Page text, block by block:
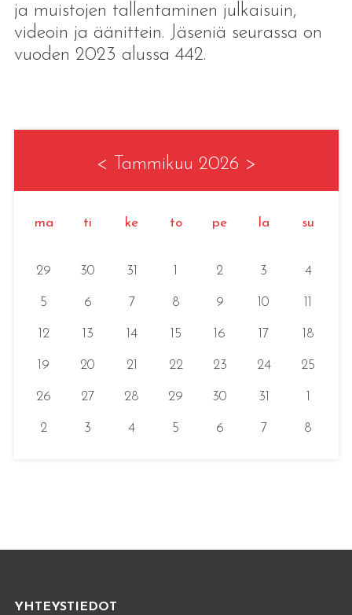
ja muistojen tallentaminen julkaisuin,
videoin ja äänittein. Jäseniä seurassa on
vuoden 2023 alussa 442.
< Tammikuu 2026 >
ma ti ke to pe la su
29 30 31 1 2 3 4
5 6 7 8 9 10 11
12 13 14 15 16 17 18
19 20 21 22 23 24 25
26 27 28 29 30 31 1
2 3 4 5 6 7 8
YHTEYSTIEDOT